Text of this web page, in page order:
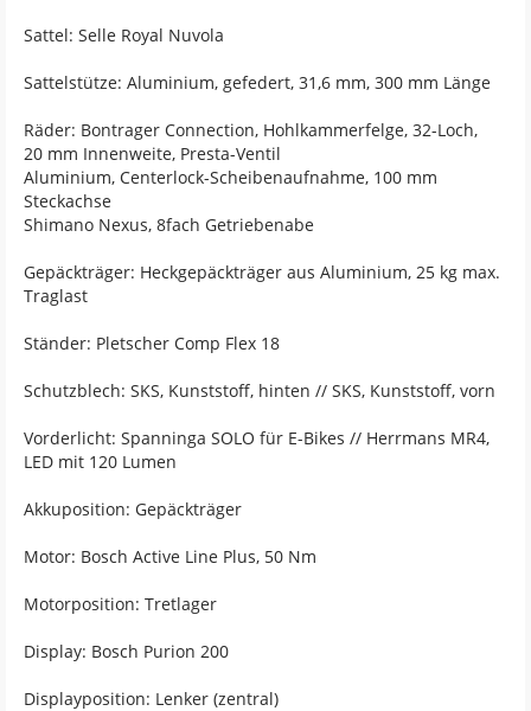
Sattel: Selle Royal Nuvola
Sattelstütze: Aluminium, gefedert, 31,6 mm, 300 mm Länge
Räder: Bontrager Connection, Hohlkammerfelge, 32-Loch,
20 mm Innenweite, Presta-Ventil
Aluminium, Centerlock-Scheibenaufnahme, 100 mm
Steckachse
Shimano Nexus, 8fach Getriebenabe
Gepäckträger: Heckgepäckträger aus Aluminium, 25 kg max.
Traglast
Ständer: Pletscher Comp Flex 18
Schutzblech: SKS, Kunststoff, hinten // SKS, Kunststoff, vorn
Vorderlicht: Spanninga SOLO für E-Bikes // Herrmans MR4,
LED mit 120 Lumen
Akkuposition: Gepäckträger
Motor: Bosch Active Line Plus, 50 Nm
Motorposition: Tretlager
Display: Bosch Purion 200
Displayposition: Lenker (zentral)